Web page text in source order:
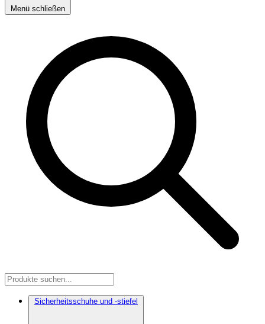
Menü schließen
Sicherheitsschuhe und -stiefel